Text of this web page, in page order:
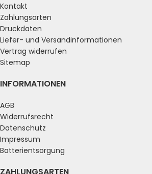
Kontakt
Zahlungsarten
Druckdaten
Liefer- und Versandinformationen
Vertrag widerrufen
Sitemap
INFORMATIONEN
AGB
Widerrufsrecht
Datenschutz
Impressum
Batterientsorgung
ZAHLUNGSARTEN